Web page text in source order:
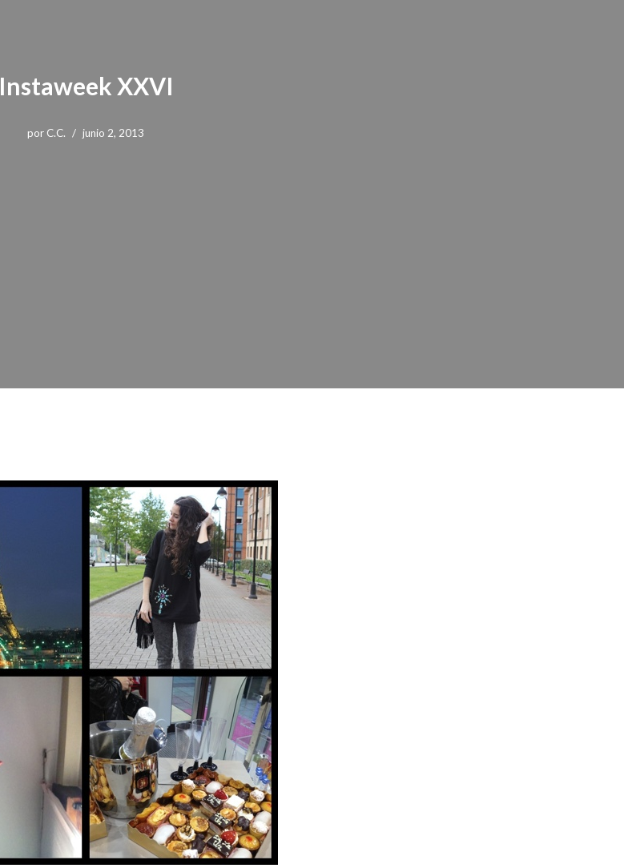
Instaweek XXVI
por C.C. junio 2, 2013